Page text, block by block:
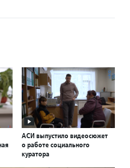
АСИ выпустило видеосюжет
о работе социального
куратора